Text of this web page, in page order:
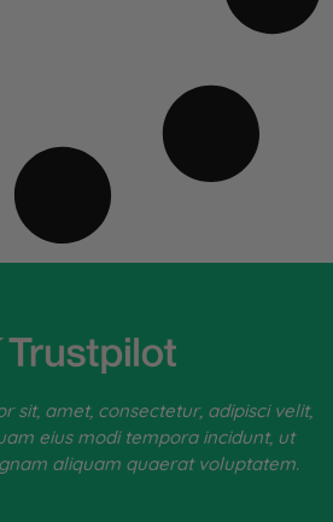
sit, amet, consectetur, adipisci velit,
eius modi tempora incidunt, ut
aliquam quaerat voluptatem.